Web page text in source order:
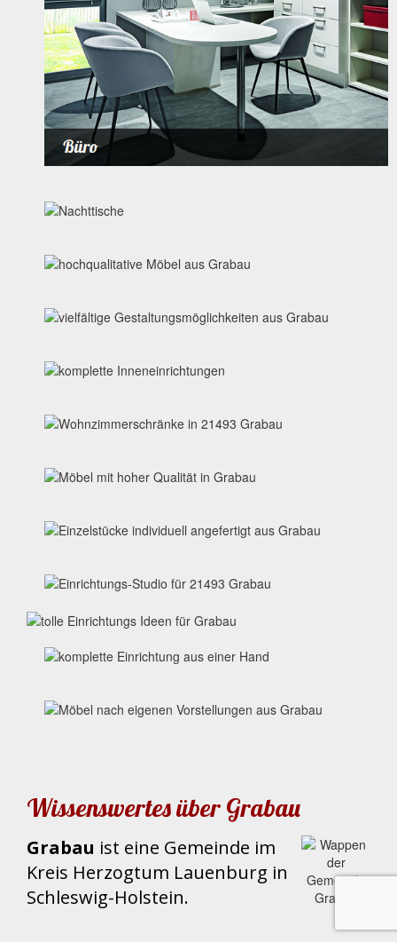
Wissenswertes über Grabau
Grabau ist eine Gemeinde im
Kreis Herzogtum Lauenburg in
Schleswig-Holstein.